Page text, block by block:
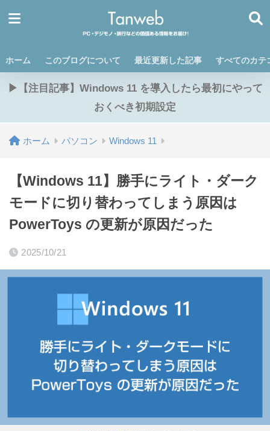
ホーム このブログについて 最近更新した記事 すべてのカテ
▶【注目記事】Windows 11 を導入したら最初にやって
おくべき初期設定
ホーム パソコン Windows 11
【Windows 11】勝手にライト・ダーク
モードに切り替わってしまう原因は
PowerToys の更新が原因だった
2025/10/21